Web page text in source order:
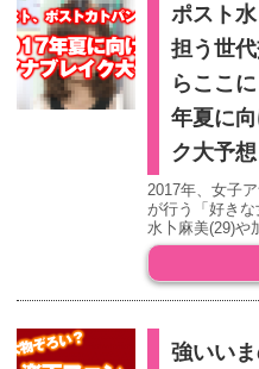
ポスト
担う世
らここ
年夏に
ク大予想
2017年、女子
が行う「好きな
水卜麻美(29)や
強いい